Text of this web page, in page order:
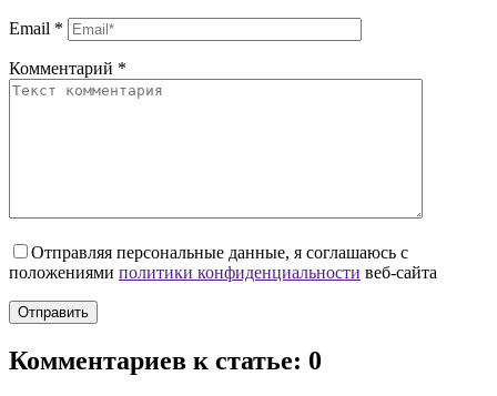
Email *
Комментарий *
Отправляя персональные данные, я соглашаюсь с
положениями политики конфиденциальности веб-сайта
Комментариев к статье: 0